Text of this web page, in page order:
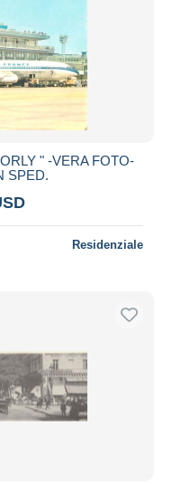
" -VERA FOTO-
SPED.
Residenziale